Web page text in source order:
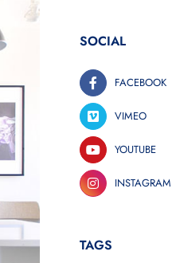
SOCIAL
FACEBOOK
VIMEO
YOUTUBE
INSTAGRAM
TAGS